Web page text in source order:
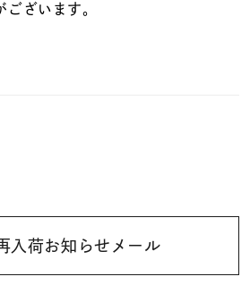
ざいます。
(tax
入荷お知らせメール